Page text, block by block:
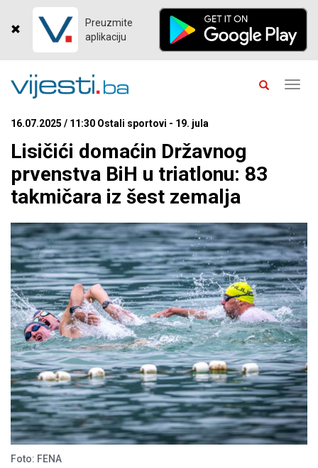
Preuzmite
aplikaciju
16.07.2025 / 11:30 Ostali sportovi - 19. jula
Lisičići domaćin Državnog
prvenstva BiH u triatlonu: 83
takmičara iz šest zemalja
Foto: FENA